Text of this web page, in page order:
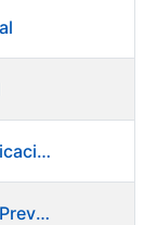
OE 35/24 - Gestor Logístico. Planificación, Logística y Almacenes
OE 48/24 - Técnico de Ingeniería y Prevención de Mantenimiento